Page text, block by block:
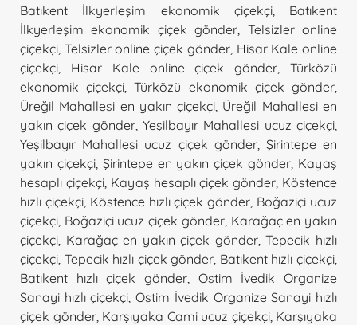
Batıkent İlkyerleşim ekonomik çiçekçi, Batıkent
İlkyerleşim ekonomik çiçek gönder, Telsizler online
çiçekçi, Telsizler online çiçek gönder, Hisar Kale online
çiçekçi, Hisar Kale online çiçek gönder,Türközü
ekonomik çiçekçi,Türközü ekonomik çiçek gönder,
Üreğil Mahallesi en yakın çiçekçi, Üreğil Mahallesi en
yakın çiçek gönder,Yeşilbayır Mahallesi ucuz çiçekçi,
Yeşilbayır Mahallesi ucuz çiçek gönder, Şirintepe en
yakın çiçekçi, Şirintepe en yakın çiçek gönder, Kayaş
hesaplı çiçekçi, Kayaş hesaplı çiçek gönder, Köstence
hızlı çiçekçi, Köstence hızlı çiçek gönder, Boğaziçi ucuz
çiçekçi, Boğaziçi ucuz çiçek gönder, Karağaç en yakın
çiçekçi, Karağaç en yakın çiçek gönder,Tepecik hızlı
çiçekçi, Tepecik hızlı çiçek gönder, Batıkent hızlı çiçekçi,
Batıkent hızlı çiçek gönder, Ostim İvedik Organize
Sanayi hızlı çiçekçi,Ostim İvedik Organize Sanayi hızlı
çiçek gönder, Karşıyaka Cami ucuz çiçekçi, Karşıyaka